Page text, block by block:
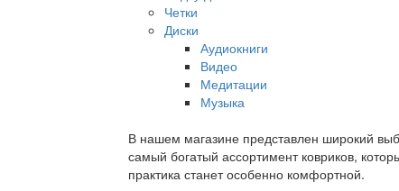
Четки
Диски
Аудиокниги
Видео
Медитации
Музыка
В нашем магазине представлен широкий
самый богатый ассортимент ковриков,
практика станет особенно комфортной.